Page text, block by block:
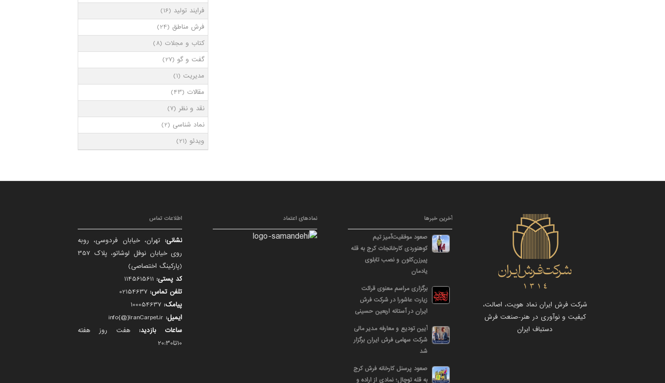
فرایند تولید (16)
فرش مناطق (24)
کتاب و مجلات (8)
گفت و گو (27)
مدیریت (1)
مقالات (43)
نقد و نظر (7)
نماد شناسی (2)
ویدئو (21)
شرکت فرش ایران نماد هویت، اصالت،
کیفیت و نوآوری در هنر-صنعت فرش
دستباف ایران
آخرین خبرها
صعود موفقیت‌آمیز تیم
کوهنوردی کارخانجات کرج به قله
پیرزن‌کلون و نصب تابلوی
یادمان
برگزاری مراسم معنوی قرائت
زیارت عاشورا در شرکت فرش
ایران در آستانه اربعین حسینی
آیین تودیع و معارفه مدیر مالی
شرکت سهامی فرش ایران برگزار
شد
صعود پرسنل کارخانه فرش کرج
به قله توچال؛ نمادی از اراده و
نمادهای اعتماد اطلاعات تماس
نشانی: تهران، خیابان فردوسی، روبه
روی خیابان نوفل لوشاتو، پلاک 357
(پارکینگ اختصاصی)
کد پستی:
تلفن تماس:
پیامک:
ایمیل:
ساعات بازدید: هفت روز هفته
10تا20:30